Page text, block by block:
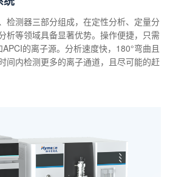
检测器三部分组成，在定性分析、定量分
析等领域具备显著优势。操作便捷，只需
的离子源。分析速度快，180°弯曲且
间内检测更多的离子通道，且尽可能的赶